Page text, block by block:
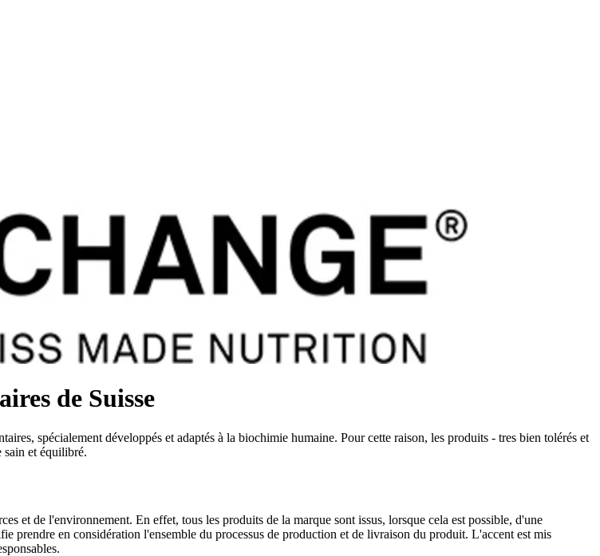
de Suisse
spécialement développés et adaptés à la biochimie humaine. Pour cette raison, les produits - tres bien tolérés et
et équilibré.
et de l'environnement. En effet, tous les produits de la marque sont issus, lorsque cela est possible, d'une
prendre en considération l'ensemble du processus de production et de livraison du produit. L'accent est mis